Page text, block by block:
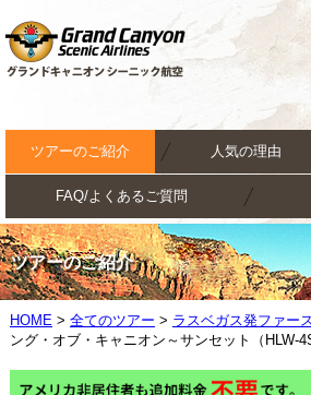
ツアーのご紹介 人気の理由
FAQ/よくあるご質問
ツアーのご紹介
HOME> 全てのツアー > ラスベガス発ファー
ング・オブ・キャニオン～サンセット（HLW-